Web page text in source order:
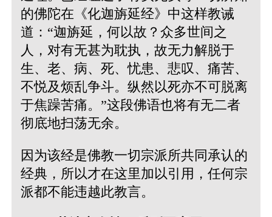
的佛陀在《化迦旃延经》中这样教诫
道：“迦旃延，何以故？众多世间之
人，对有无甚为耽执，故无力解脱于
生、老、病、死、忧患、悲叹、痛苦、
不悦及烦乱争斗。纵然以死亦不可脱离
于焦躁苦痛。”这段佛语也将有无二者
彻底地扫荡无余。
因为该经是佛教一切宗派所共同承认的
经典，所以才在这里加以引用，任何宗
派都不能违越此教言。